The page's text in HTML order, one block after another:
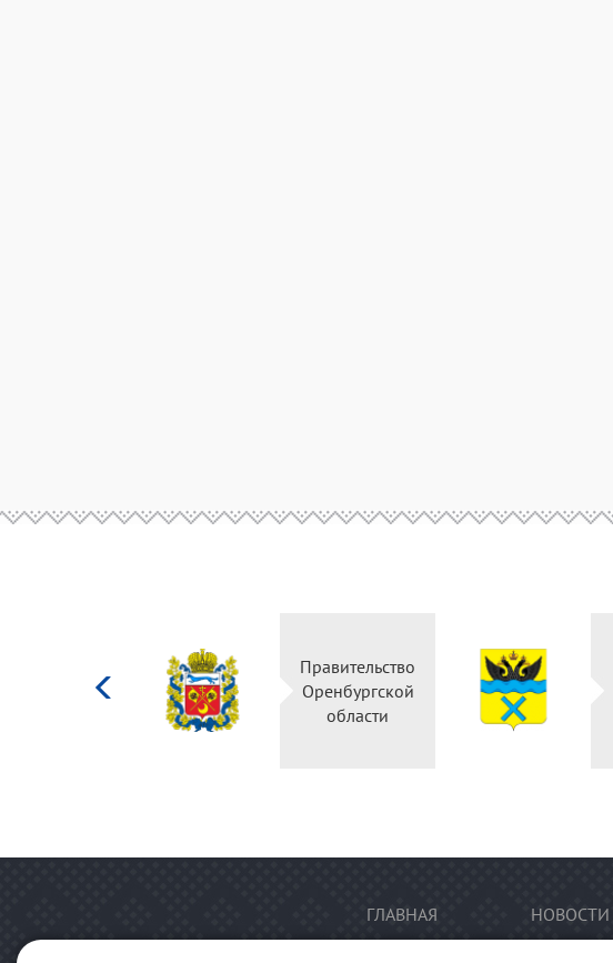
Правительство
Оренбургской
области
ГЛАВНАЯ НОВОСТИ